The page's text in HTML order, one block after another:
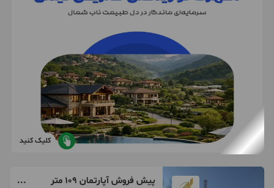
کلیک کنید
پیش فروش آپارتمان 109 متر